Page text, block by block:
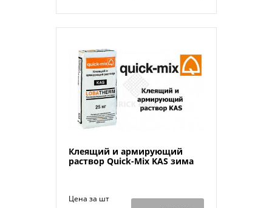
Клеящий и армирующий
раствор Quick-Mix KAS зима
Цена за шт